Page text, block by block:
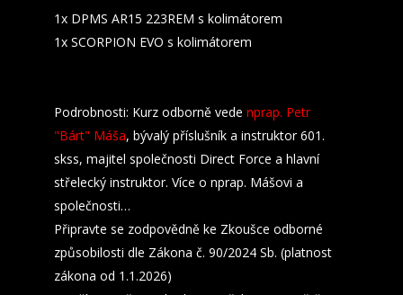
1x DPMS AR15 223REM s kolimátorem
1x SCORPION EVO s kolimátorem
Podrobnosti: Kurz odborně vede nprap. Petr
"Bárt" Máša, bývalý příslušník a instruktor 601.
skss, majitel společnosti Direct Force a hlavní
střelecký instruktor. Více o nprap. Mášovi a
společnosti…
Připravte se zodpovědně ke Zkoušce odborné
způsobilosti dle Zákona č. 90/2024 Sb. (platnost
zákona od 1.1.2026)